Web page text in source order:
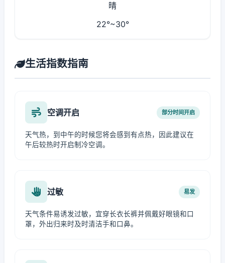
晴
22°~30°
生活指数指南
空调开启 部分时间开启
天气热，到中午的时候您将会感到有点热，因此建议在
午后较热时开启制冷空调。
过敏 易发
天气条件易诱发过敏，宜穿长衣长裤并佩戴好眼镜和口
罩，外出归来时及时清洁手和口鼻。